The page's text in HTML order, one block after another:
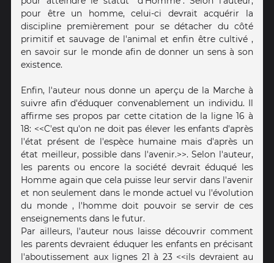
pour être un homme, celui-ci devrait acquérir la
discipline premièrement pour se détacher du côté
primitif et sauvage de l'animal et enfin être cultivé ,
en savoir sur le monde afin de donner un sens à son
existence.
Enfin, l'auteur nous donne un aperçu de la Marche à
suivre afin d'éduquer convenablement un individu. Il
affirme ses propos par cette citation de la ligne 16 à
18: <<C'est qu'on ne doit pas élever les enfants d'après
l'état présent de l'espèce humaine mais d'après un
état meilleur, possible dans l'avenir.>>. Selon l'auteur,
les parents ou encore la société devrait éduqué les
Homme again que cela puisse leur servir dans l'avenir
et non seulement dans le monde actuel vu l'évolution
du monde , l'homme doit pouvoir se servir de ces
enseignements dans le futur.
Par ailleurs, l'auteur nous laisse découvrir comment
les parents devraient éduquer les enfants en précisant
l'aboutissement aux lignes 21 à 23 <<ils devraient au